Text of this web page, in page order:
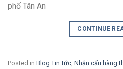
phố Tân An
CONTINUE
Posted in Blog Tin tức, Nhận cẩu hàng